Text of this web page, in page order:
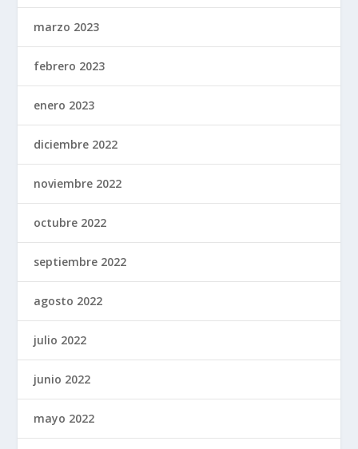
marzo 2023
febrero 2023
enero 2023
diciembre 2022
noviembre 2022
octubre 2022
septiembre 2022
agosto 2022
julio 2022
junio 2022
mayo 2022